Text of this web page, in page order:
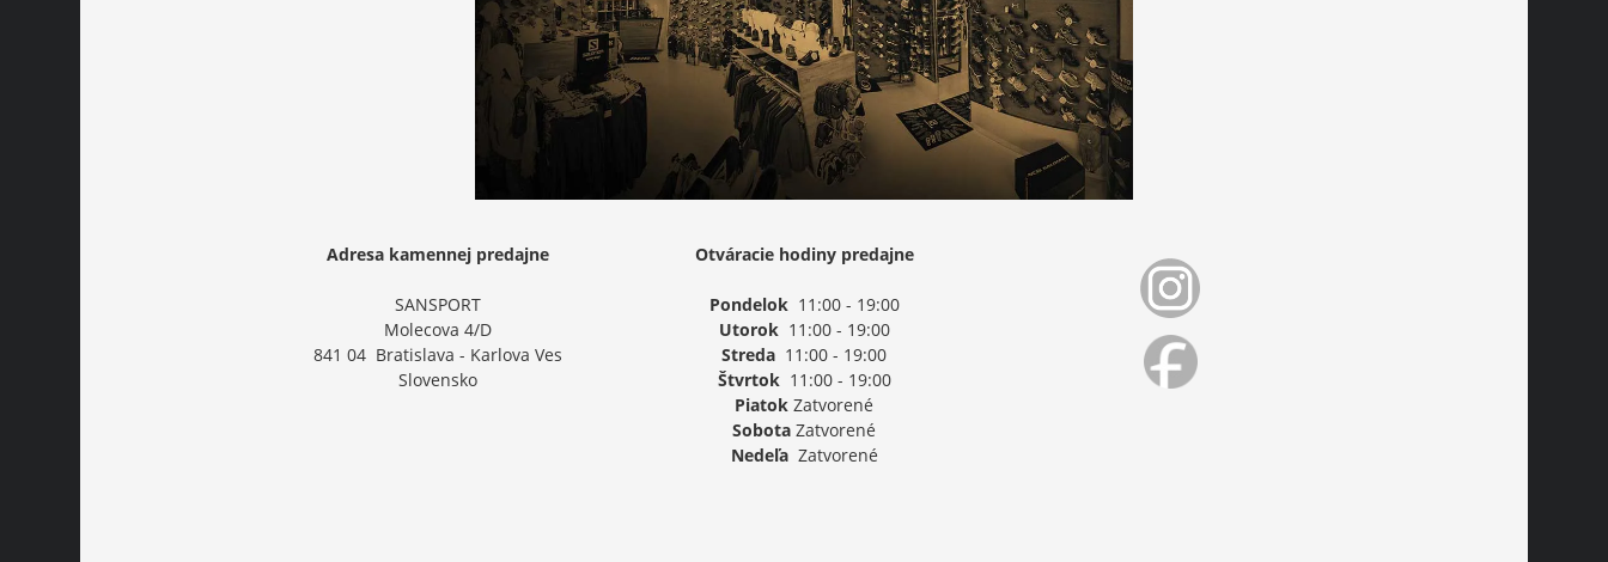
Adresa kamennej predajne
SANSPORT
Molecova 4/D
841 04 Bratislava - Karlova Ves
Slovensko
Otváracie hodiny predajne
Pondelok11:00 - 19:00
Utorok11:00 - 19:00
Streda 11:00 - 19:00
Štvrtok11:00 - 19:00
Piatok Zatvorené
Sobota Zatvorené
NedeľaZatvorené